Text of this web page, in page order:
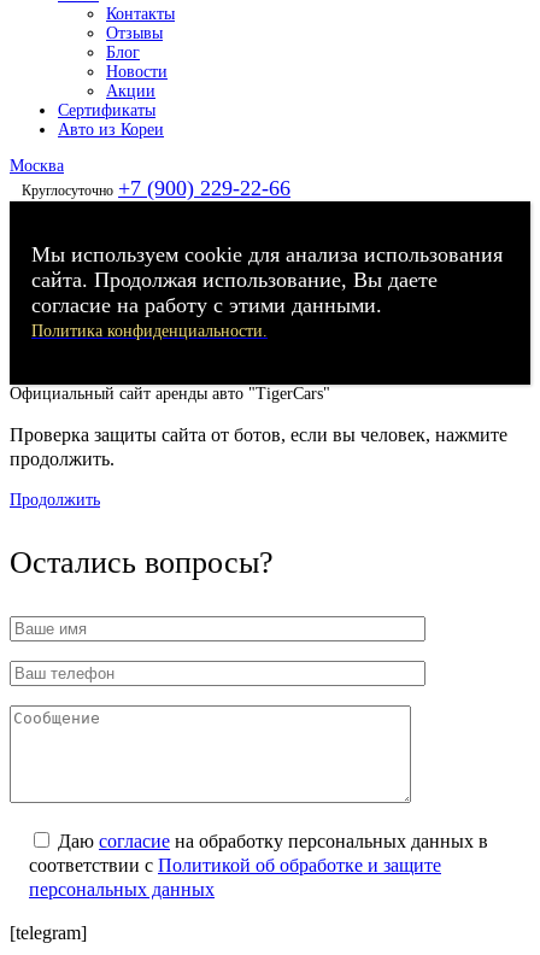
Контакты
Отзывы
Блог
Новости
Акции
Сертификаты
Авто из Кореи
Москва
Круглосуточно +7 (900) 229-22-66
Мы используем cookie для анализа использования
сайта. Продолжая использование, Вы даете
согласие на работу с этими данными.
Политика конфиденциальности.
Официальный сайт аренды авто "TigerCars"
Проверка защиты сайта от ботов, если вы человек, нажмите
продолжить.
Продолжить
Остались вопросы?
Даю согласие на обработку персональных данных в
соответствии с Политикой об обработке и защите
персональных данных
[telegram]